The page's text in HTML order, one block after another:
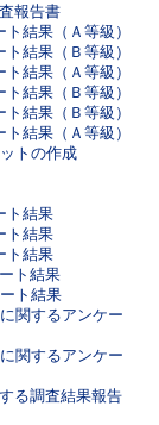
報告書
結果（Ａ等級）
結果（Ｂ等級）
結果（Ａ等級）
結果（Ｂ等級）
結果（Ｂ等級）
結果（Ａ等級）
トの作成
ト結果
ト結果
ト結果
ト結果
ト結果
関するアンケー
関するアンケー
る調査結果報告